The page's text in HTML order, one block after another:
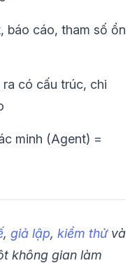
báo cáo, tham số ổn
có cấu trúc, chi
minh (Agent) =
, giả lập, kiểm thửvà
không gian làm